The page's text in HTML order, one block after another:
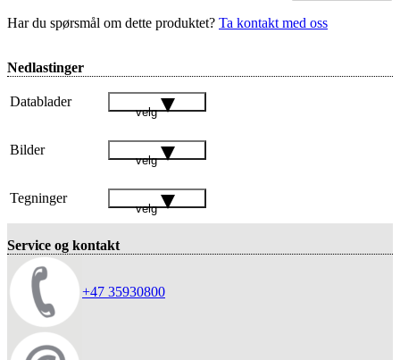
Har du spørsmål om dette produktet? Ta kontakt med oss
Nedlastinger
Datablader
velg
Bilder
velg
Tegninger
velg
Service og kontakt
+47 35930800